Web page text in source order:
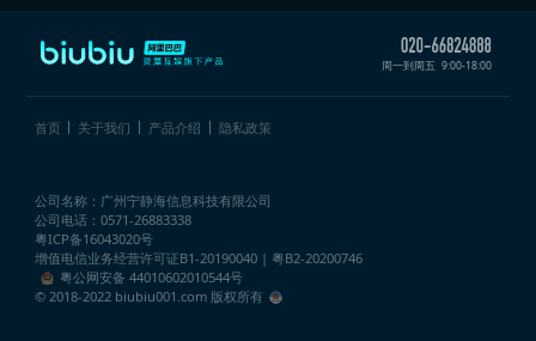
周一到周五 9:00-18:00
首页 关于我们 产品介绍 隐私政策
公司名称：广州宁静海信息科技有限公司
公司电话：0571-26883338
粤ICP备16043020号
增值电信业务经营许可证B1-20190040 | 粤B2-20200746
粤公网安备 44010602010544号
© 2018-2022 biubiu001.com 版权所有